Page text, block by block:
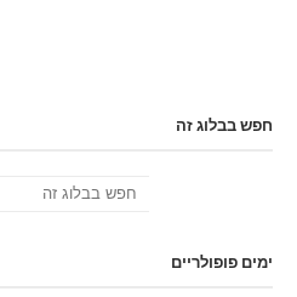
חפש בבלוג זה
ימים פופולריים